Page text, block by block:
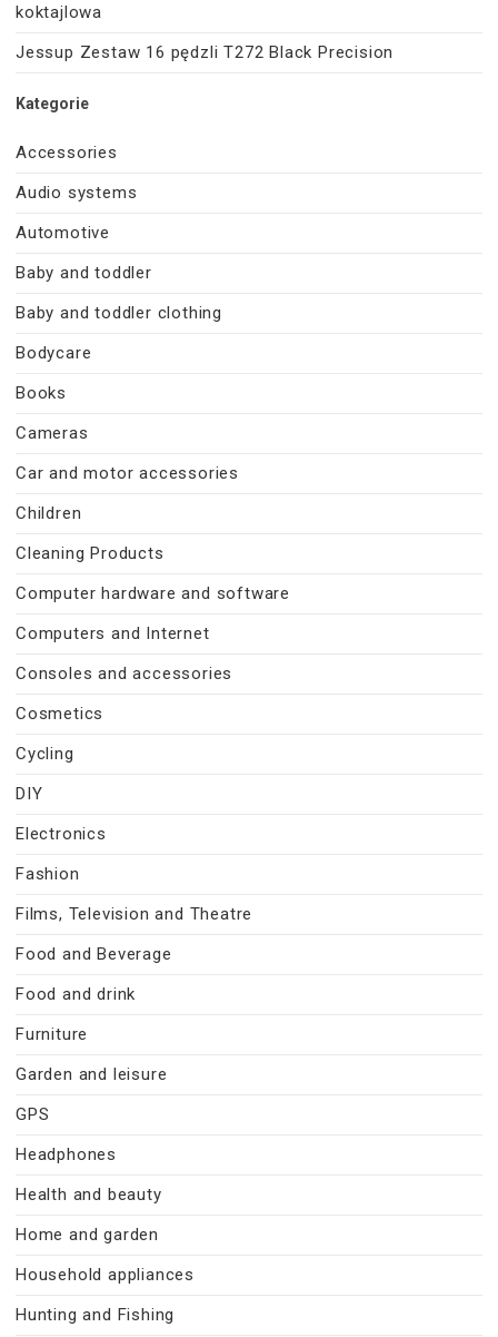
koktajlowa
Jessup Zestaw 16 pędzli T272 Black Precision
Kategorie
Accessories
Audio systems
Automotive
Baby and toddler
Baby and toddler clothing
Bodycare
Books
Cameras
Car and motor accessories
Children
Cleaning Products
Computer hardware and software
Computers and Internet
Consoles and accessories
Cosmetics
Cycling
DIY
Electronics
Fashion
Films, Television and Theatre
Food and Beverage
Food and drink
Furniture
Garden and leisure
GPS
Headphones
Health and beauty
Home and garden
Household appliances
Hunting and Fishing